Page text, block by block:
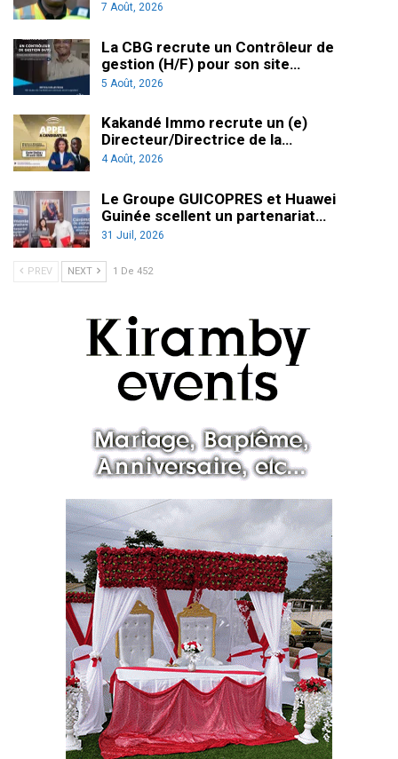
7 Août, 2026
La CBG recrute un Contrôleur de
gestion (H/F) pour son site…
5 Août, 2026
Kakandé Immo recrute un (e)
Directeur/Directrice de la…
4 Août, 2026
Le Groupe GUICOPRES et Huawei
Guinée scellent un partenariat…
31 Juil, 2026
PREV NEXT 1 De 452